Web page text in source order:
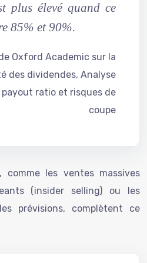
plus élevé quand ce
85% et 90%.
Oxford Academic sur la
des dividendes, Analyse
ratio et risques de
coupe
les ventes massives
(insider selling) ou les
prévisions, complètent ce